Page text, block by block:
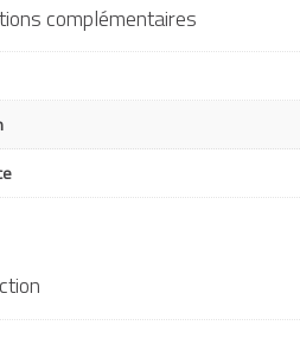
complémentaires